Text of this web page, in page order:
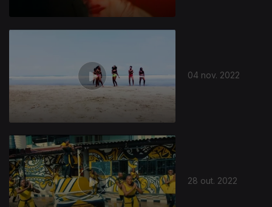
04 nov. 2022
28 out. 2022
648591